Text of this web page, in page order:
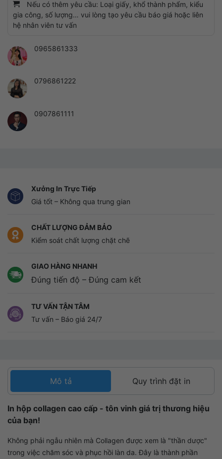
Nếu có thêm yêu cầu: Loại giấy, khổ thành phẩm, kiểu
gia công, số lượng… vui lòng tạo yêu cầu báo giá hoặc liên
hệ nhân viên tư vấn
0965861333
0796861222
0907861111
Xưởng In Trực Tiếp
Giá tốt – Không qua trung gian
CHẤT LƯỢNG ĐẢM BẢO
Kiểm soát chất lượng chặt chẽ
GIAO HÀNG NHANH
Đúng tiến độ – Đúng cam kết
TƯ VẤN TẬN TÂM
Tư vấn – Báo giá 24/7
Mô tả Quy trình đặt in
In hộp collagen cao cấp - tôn vinh giá trị thương hiệu
của bạn!
Không phải ngẫu nhiên mà Collagen được xem là "thần dược"
trong việc chăm sóc và phục hồi làn da. Đây là thành phần